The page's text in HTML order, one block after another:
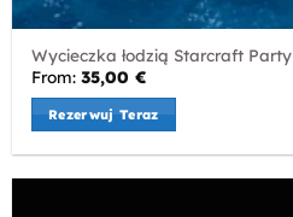
Wycieczka łodzią Starcraft Party
From:35,00€
Rezerwuj Teraz